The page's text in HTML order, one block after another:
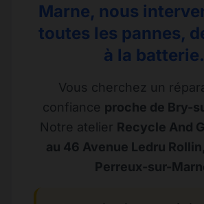
Marne, nous
toutes les pannes,
à la batterie.
Vous cherchez un
confiance proche de Bry-
Notre atelier Recycle And
au 46 Avenue Ledru
Perreux-sur-